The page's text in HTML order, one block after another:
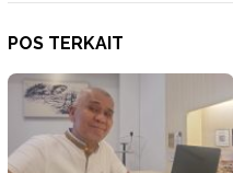
POS TERKAIT